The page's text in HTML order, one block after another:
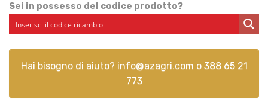
Sei in possesso del codice prodotto?
Hai bisogno di aiuto? info@azagri.com o 388 65 21
773